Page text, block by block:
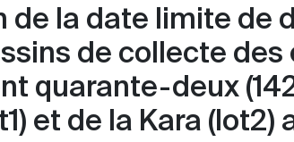
de la date limite de
de collecte
quarante-deux
et de la Kara (lot2)